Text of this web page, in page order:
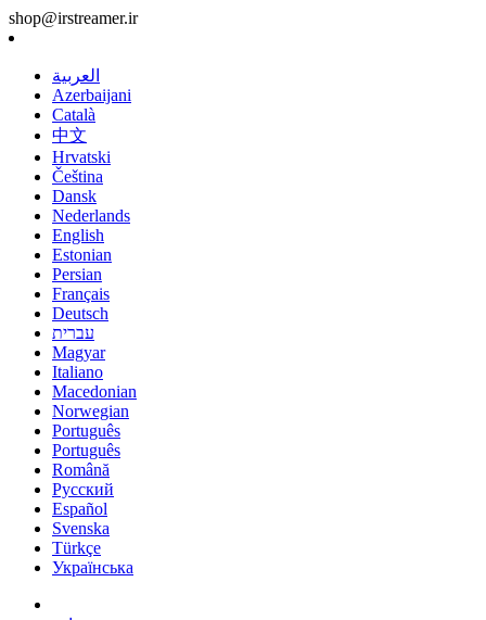
shop@irstreamer.ir
العربية
Azerbaijani
Català
中文
Hrvatski
Čeština
Dansk
Nederlands
English
Estonian
Persian
Français
Deutsch
עברית
Magyar
Italiano
Macedonian
Norwegian
Português
Português
Română
Русский
Español
Svenska
Türkçe
Українська